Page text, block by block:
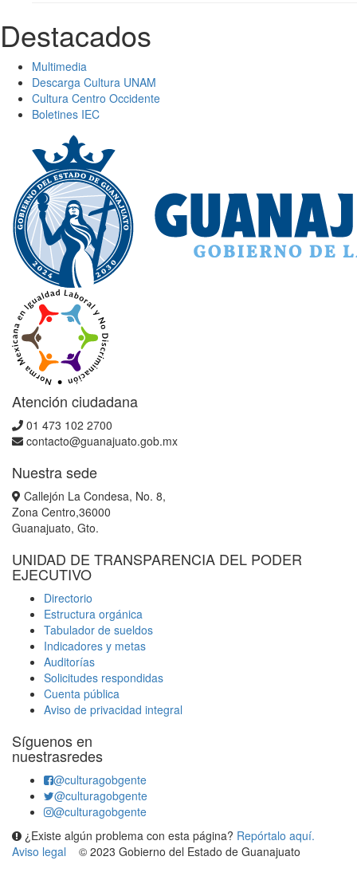
Destacados
Multimedia
Descarga Cultura UNAM
Cultura Centro Occidente
Boletines IEC
Atención ciudadana
01 473 102 2700
contacto@guanajuato.gob.mx
Nuestra sede
Callejón La Condesa, No. 8,
Zona Centro,36000
Guanajuato, Gto.
UNIDAD DE TRANSPARENCIA DEL PODER
EJECUTIVO
Directorio
Estructura orgánica
Tabulador de sueldos
Indicadores y metas
Auditorías
Solicitudes respondidas
Cuenta pública
Aviso de privacidad integral
Síguenos en
nuestrasredes
@culturagobgente
@culturagobgente
@culturagobgente
¿Existe algún problema con esta página? Repórtalo aquí.
Aviso legal
© 2023 Gobierno del Estado de Guanajuato